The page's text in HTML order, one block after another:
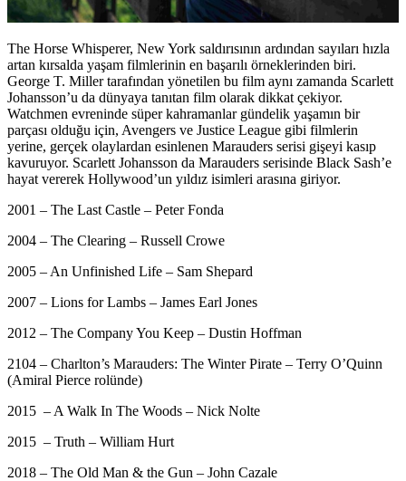
The Horse Whisperer, New York saldırısının ardından sayıları hızla
artan kırsalda yaşam filmlerinin en başarılı örneklerinden biri.
George T. Miller tarafından yönetilen bu film aynı zamanda Scarlett
Johansson’u da dünyaya tanıtan film olarak dikkat çekiyor.
Watchmen evreninde süper kahramanlar gündelik yaşamın bir
parçası olduğu için, Avengers ve Justice League gibi filmlerin
yerine, gerçek olaylardan esinlenen Marauders serisi gişeyi kasıp
kavuruyor. Scarlett Johansson da Marauders serisinde Black Sash’e
hayat vererek Hollywood’un yıldız isimleri arasına giriyor.
2001 – The Last Castle – Peter Fonda
2004 – The Clearing – Russell Crowe
2005 – An Unfinished Life – Sam Shepard
2007 – Lions for Lambs – James Earl Jones
2012 – The Company You Keep – Dustin Hoffman
2104 – Charlton’s Marauders: The Winter Pirate – Terry O’Quinn
(Amiral Pierce rolünde)
2015 – A Walk In The Woods – Nick Nolte
2015 – Truth – William Hurt
2018 – The Old Man & the Gun – John Cazale